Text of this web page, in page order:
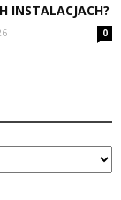
INSTALACJACH?
0